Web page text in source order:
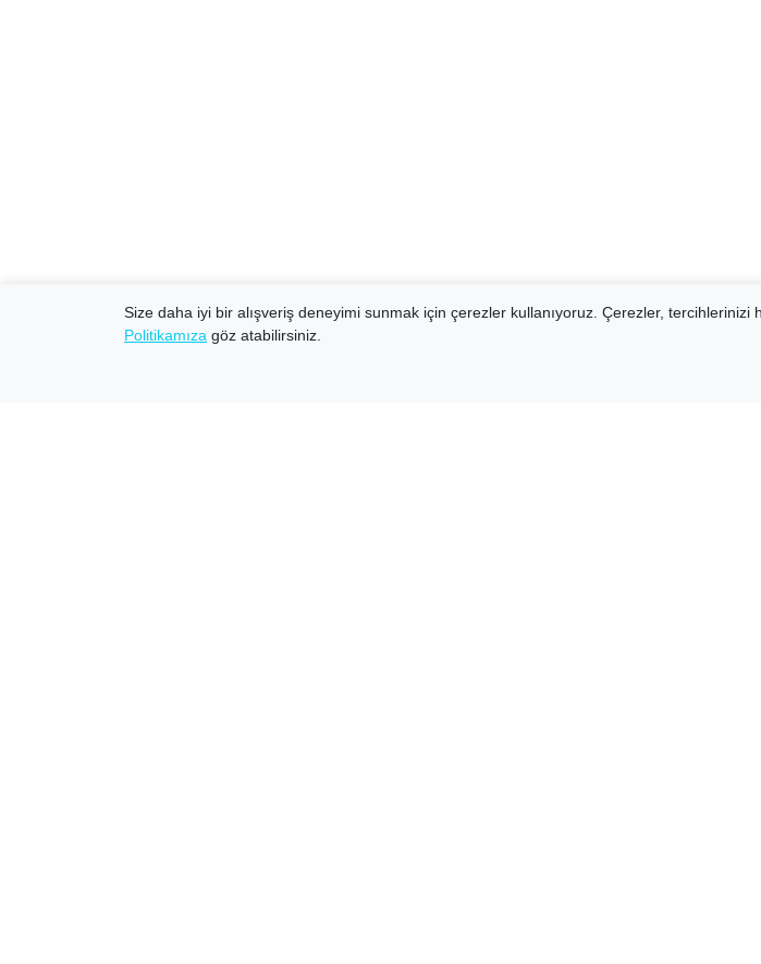
Size daha iyi bir alışveriş deneyimi sunmak için çerezler kullanıyoruz. Çerezler, tercihlerinizi
Politikamıza göz atabilirsiniz.